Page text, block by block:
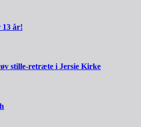
13 år!
stille-retræte i Jersie Kirke